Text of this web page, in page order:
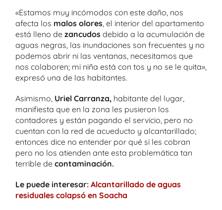
«Estamos muy incómodos con este daño, nos
afecta los malos olores , el interior del apartamento
está lleno de zancudos debido a la acumulación de
aguas negras, las inundaciones son frecuentes y no
podemos abrir ni las ventanas, necesitamos que
nos colaboren; mi niña está con tos y no se le quita»,
expresó una de las habitantes.
Asimismo, Uriel Carranza, habitante del lugar,
manifiesta que en la zona les pusieron los
contadores y están pagando el servicio, pero no
cuentan con la red de acueducto y alcantarillado;
entonces dice no entender por qué sí les cobran
pero no los atienden ante esta problemática tan
terrible de contaminación.
Le puede interesar: Alcantarillado de aguas
residuales colapsó en Soacha